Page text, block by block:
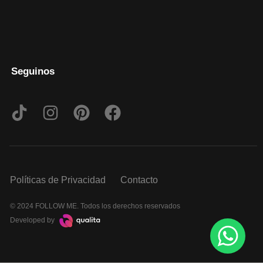
Seguinos
Políticas de Privacidad Contacto
© 2024 FOLLOW ME. Todos los derechos reservados
Developed by